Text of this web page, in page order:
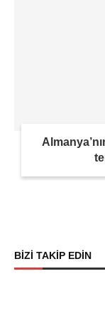
BİZİ TAKİP EDİN